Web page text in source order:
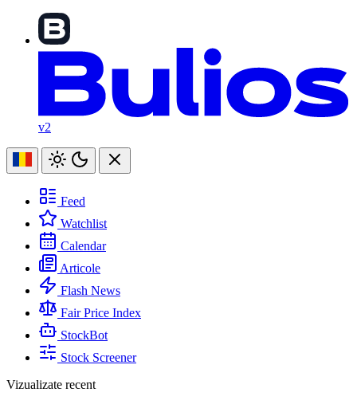
v2
Feed
Watchlist
Calendar
Articole
Flash News
Fair Price Index
StockBot
Stock Screener
Vizualizate recent